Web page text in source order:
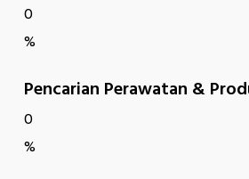
0
%
Pencarian Perawatan &
0
%